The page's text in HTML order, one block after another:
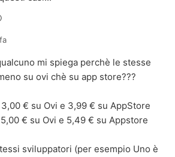
mi spiega perchè le stesse
su ovi chè su app store???
3,00 € su Ovi e 3,99 € su AppStore
€ su Ovi e 5,49 € su Appstore
sviluppatori (per esempio Uno è